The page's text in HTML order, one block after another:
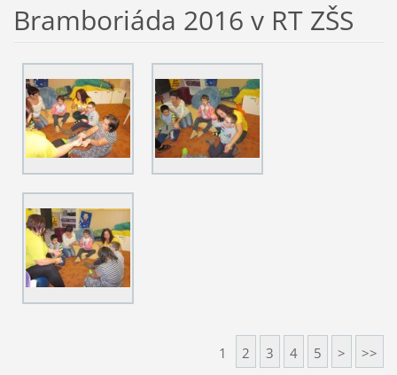
Bramboriáda 2016 v RT ZŠS
1 2 3 4 5 > >>